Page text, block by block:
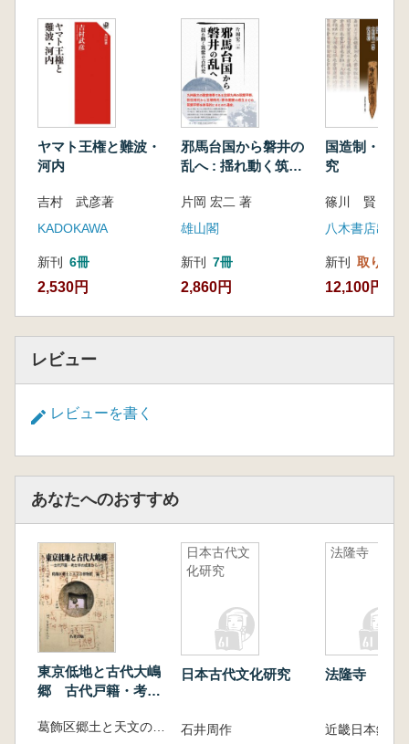
ヤマト王権と難波・
河内
吉村 武彦著
KADOKAWA
新刊 6冊
2,530円
邪馬台国から磐井の
乱へ : 揺れ動く筑紫
片岡 宏二 著
雄山閣
新刊 7冊
2,860円
国造制・屯
究
八木書店出版
新刊 取り寄せ
12,100円
レビュー
レビューを書く
あなたへのおすすめ
東京低地と古代大嶋
郷 古代戸籍・考古
日本古代文
化研究
日本古代文化研究
石井周作
法隆寺
法隆寺